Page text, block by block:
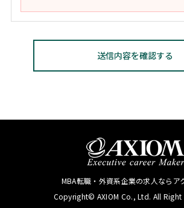
MBA転職・外資系企業の求人ならア
Copyright© AXIOM Co., Ltd. All Right